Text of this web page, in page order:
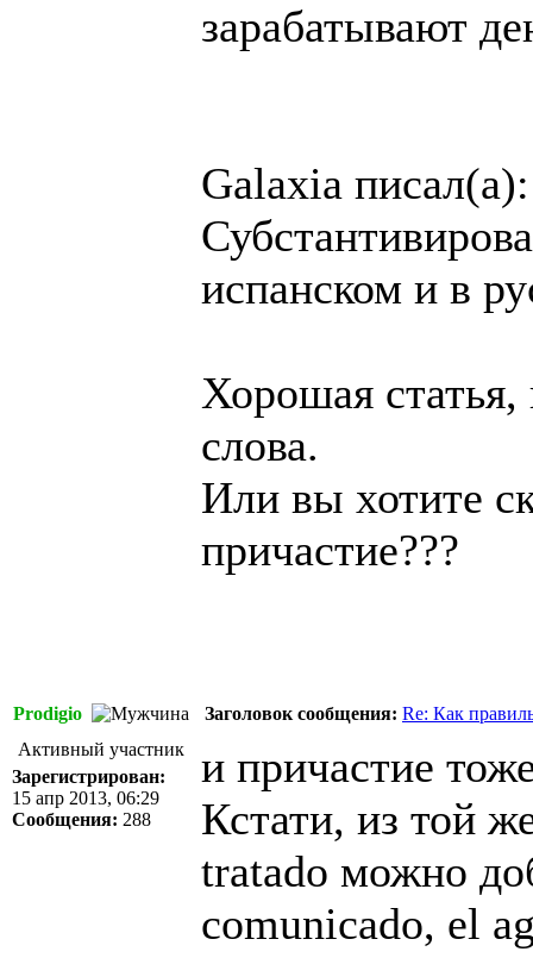
зарабатывают
Galaxia писал(а):
испанском и в
Хорошая
слова.
Или вы хотите
причастие???
Prodigio Заголовок сообщения: Re: Как
Активный участник
Зарегистрирован:
15 апр 2013, 06:29
Сообщения: 288
и причастие
Кстати, из той
tratado можно
comunicado, el